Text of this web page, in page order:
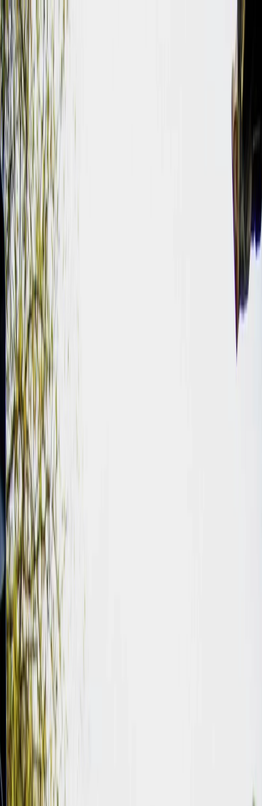
Plan your wedding
Vendors
Inspiration
Plan your wedding
Join as a partner
Join as a partner
Vendors
Inspiration
Checklist
Guests
Gallery
Map
AI assistant
Advertisement